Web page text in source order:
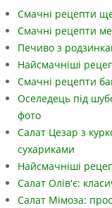
Смачні рецепти
Смачні рецепти
Печиво з
Найсмачніші
Смачні рецепти
Оселедець під
фото
Салат Цезар з
сухариками
Найсмачніші
Салат Олів'є:
Салат Мімоза: